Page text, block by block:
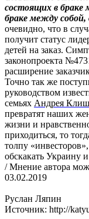
состоящих в браке
браке между
очевидно, что в
получит статус
детей на заказ.
законопроекта
расширение
Точно так же
руководством
семьях Андрея
превратят наших
жизни и
приходиться, то
толпу
обскакать Украину
/ Мнение автора
03.02.2019
Руслан Ляпин
Источник: http://